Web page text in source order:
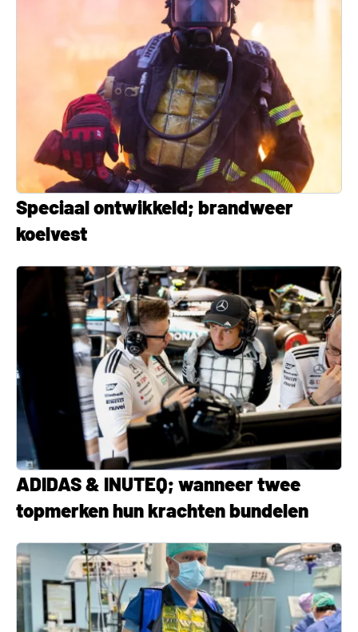
Speciaal ontwikkeld; brandweer
koelvest
ADIDAS & INUTEQ; wanneer twee
topmerken hun krachten bundelen